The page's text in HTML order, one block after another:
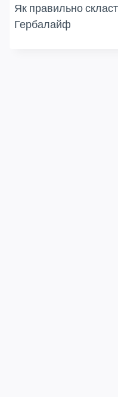
Як правильно
Гербалайф